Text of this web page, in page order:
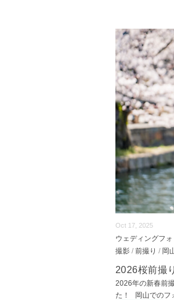
Oct 17, 2025
ウェディングフォ
撮影/ 前撮り / 岡
2026桜前撮
2026年の新春前
た！ 岡山でのフ